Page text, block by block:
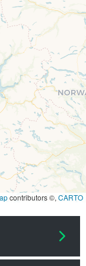
contributors ©, CARTO